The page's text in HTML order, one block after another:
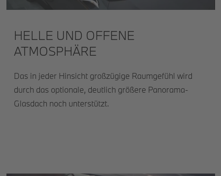
HELLE UND OFFENE
ATMOSPHÄRE
Das in jeder Hinsicht großzügige Raumgefühl wird
durch das optionale, deutlich größere Panorama-
Glasdach noch unterstützt.